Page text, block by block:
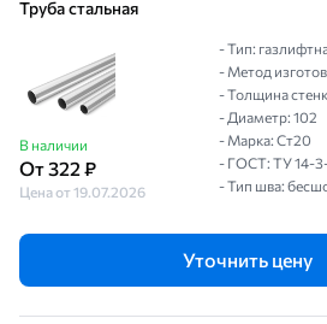
Труба стальная
В наличии
От 322 ₽
Цена от 19.07.2026
- Тип:
- Метод
- Толщина
- Диаметр: 102
- Марка: Ст20
- ГОСТ: ТУ 14-
- Тип шва:
Уточнить цену